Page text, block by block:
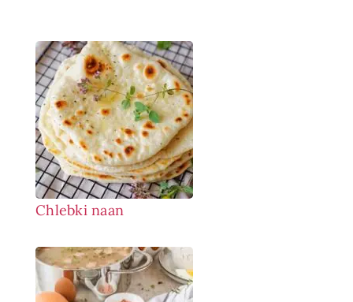
Chlebki naan